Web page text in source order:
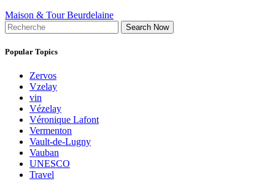
Maison & Tour Beurdelaine
Search Now
Popular Topics
Zervos
Vzelay
vin
Vézelay
Véronique Lafont
Vermenton
Vault-de-Lugny
Vauban
UNESCO
Travel